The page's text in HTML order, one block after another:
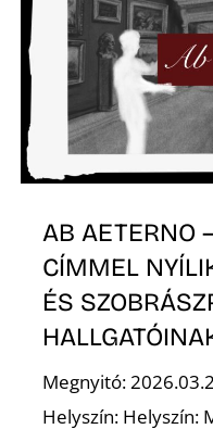
AB AETERNO
CÍMMEL
ÉS
Megnyitó:
Helyszín: Helyszín: